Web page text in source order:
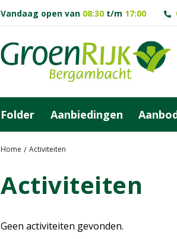
Home Activiteiten
Vandaag open van 08:30 t/m 17:00
Folder Aanbiedingen
Activiteiten
Geen activiteiten gevonden.